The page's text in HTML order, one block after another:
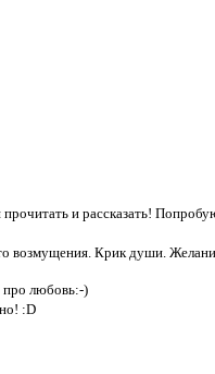
и рассказать!
возмущения. Крик души.
про любовь:-)
:D